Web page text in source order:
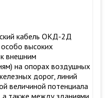
кабель ОКД-2Д
высоких
внешним
на опорах воздушных
дорог, линий
величиной потенциала
а также между зданиями